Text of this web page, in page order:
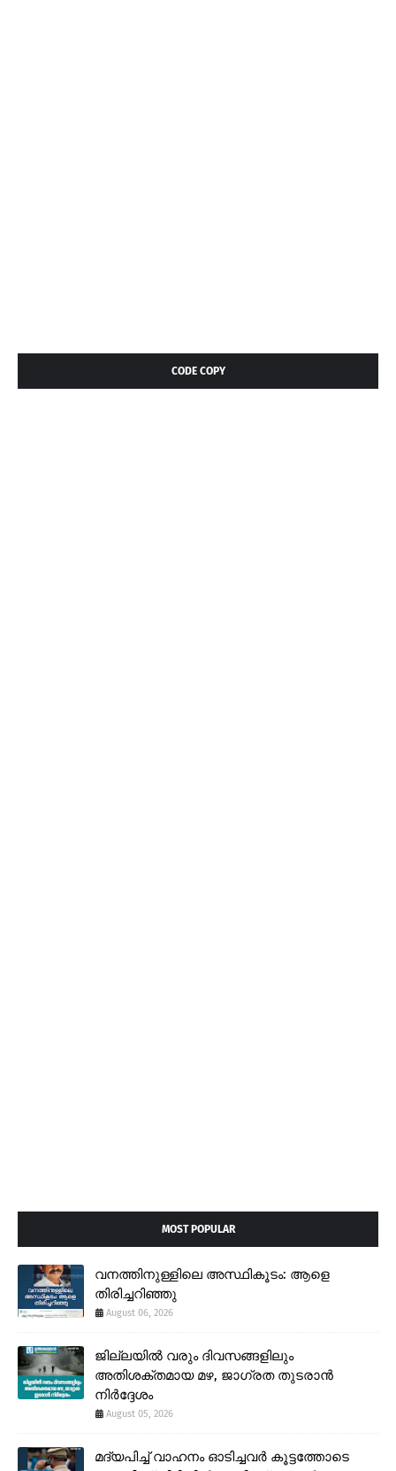
CODE COPY
MOST POPULAR
വനത്തിനുള്ളിലെ അസ്ഥികൂടം: ആളെ
തിരിച്ചറിഞ്ഞു
August 06, 2026
ജില്ലയിൽ വരും ദിവസങ്ങളിലും
അതിശക്തമായ മഴ, ജാഗ്രത തുടരാൻ
നിർദ്ദേശം
August 05, 2026
മദ്യപിച്ച് വാഹനം ഓടിച്ചവർ കൂട്ടത്തോടെ